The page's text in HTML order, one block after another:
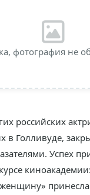
фотография не
российских
в Голливуде,
Успех